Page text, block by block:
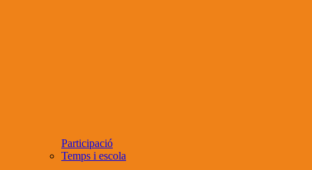
Participació
Temps i escola